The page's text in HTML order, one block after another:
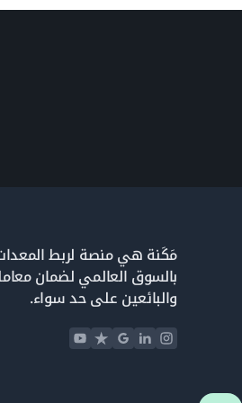
مَكَنة هي منصة لربط المعدات
بالسوق العالمي لضمان
والبائعين على حد سواء.